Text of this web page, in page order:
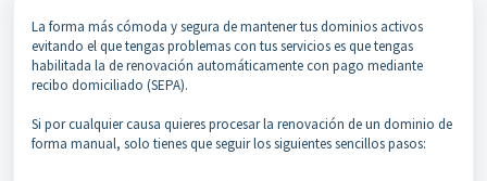
La forma más cómoda y segura de mantener tus dominios activos
evitando el que tengas problemas con tus servicios es que tengas
habilitada la de renovación automáticamente con pago mediante
recibo domiciliado (SEPA).
Si por cualquier causa quieres procesar la renovación de un dominio de
forma manual, solo tienes que seguir los siguientes sencillos pasos: